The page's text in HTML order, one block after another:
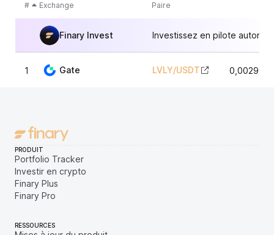
# Exchange Paire
Finary Invest Investissez en pilote
1 Gate LVLY/USDT
PRODUIT
Portfolio Tracker
Investir en crypto
Finary Plus
Finary Pro
RESSOURCES